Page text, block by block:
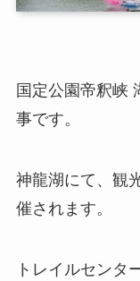
国定公園帝釈峡
事です。
神龍湖にて、観
催されます。
トレイルセンタ